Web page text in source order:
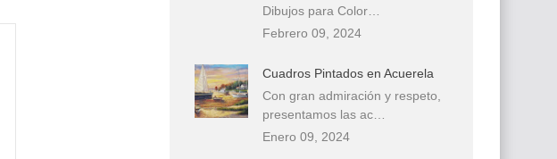
Dibujos para Color…
Febrero 09, 2024
Cuadros Pintados en Acuerela
Con gran admiración y respeto,
presentamos las ac…
Enero 09, 2024